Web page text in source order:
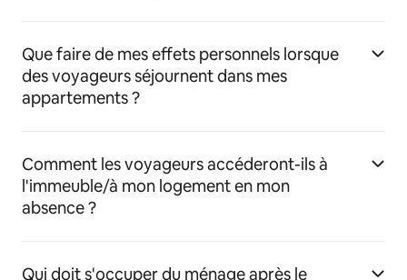
Que faire de mes effets personnels lorsque
des voyageurs séjournent dans mes
appartements ?
Comment les voyageurs accéderont-ils à
l'immeuble/à mon logement en mon
absence ?
Qui doit s'occuper du ménage après le